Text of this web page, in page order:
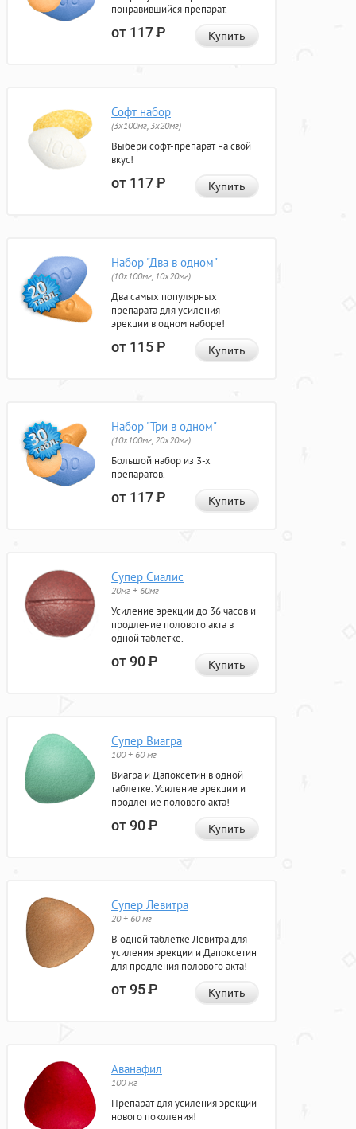
понравившийся препарат.
от 117Р Купить
Софт набор
(3x100мг, 3x20мг)
Выбери софт-препарат на свой
вкус!
от 117Р Купить
Набор "Два в одном"
(10x100мг, 10x20мг)
Два самых популярных
препарата для усиления
эрекции в одном наборе!
от 115Р Купить
Набор "Три в одном"
(10x100мг, 20x20мг)
Большой набор из 3-х
препаратов.
от 117Р Купить
Супер Сиалис
20мг + 60мг
Усиление эрекции до 36 часов и
продление полового акта в
одной таблетке.
от 90Р Купить
Супер Виагра
100 + 60 мг
Виагра и Дапоксетин в одной
таблетке. Усиление эрекции и
продление полового акта!
от 90Р Купить
Супер Левитра
20 + 60 мг
В одной таблетке Левитра для
усиления эрекции и Дапоксетин
для продления полового акта!
от 95Р Купить
Аванафил
100 мг
Препарат для усиления эрекции
нового поколения!